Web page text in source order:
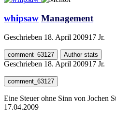
whipsaw Management
Geschrieben 18. April 200917 Jr.
comment_63127 Author stats
Geschrieben 18. April 200917 Jr.
comment_63127
Eine Steuer ohne Sinn von Jochen
17.04.2009